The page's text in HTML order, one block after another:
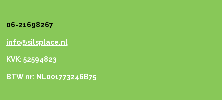
06-21698267
info@silsplace.nl
KVK: 52594823
BTW nr: NL001773246B75